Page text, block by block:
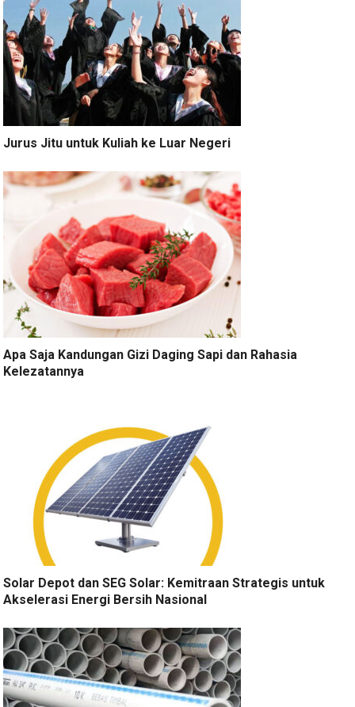
Jurus Jitu untuk Kuliah ke Luar Negeri
Apa Saja Kandungan Gizi Daging Sapi dan Rahasia
Kelezatannya
Solar Depot dan SEG Solar: Kemitraan Strategis untuk
Akselerasi Energi Bersih Nasional